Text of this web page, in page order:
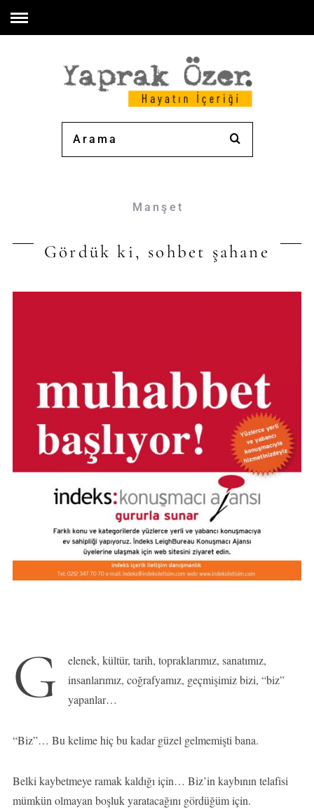
Manşet
Gördük ki, sohbet şahane
G
elenek, kültür, tarih, topraklarımız, sanatımız,
insanlarımız, coğrafyamız, geçmişimiz bizi, “biz”
yapanlar…
“Biz”… Bu kelime hiç bu kadar güzel gelmemişti bana.
Belki kaybetmeye ramak kaldığı için… Biz’in kaybının telafisi
mümkün olmayan boşluk yaratacağını gördüğüm için.